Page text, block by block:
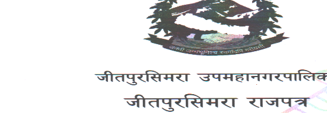
श्री सम्बन्धित